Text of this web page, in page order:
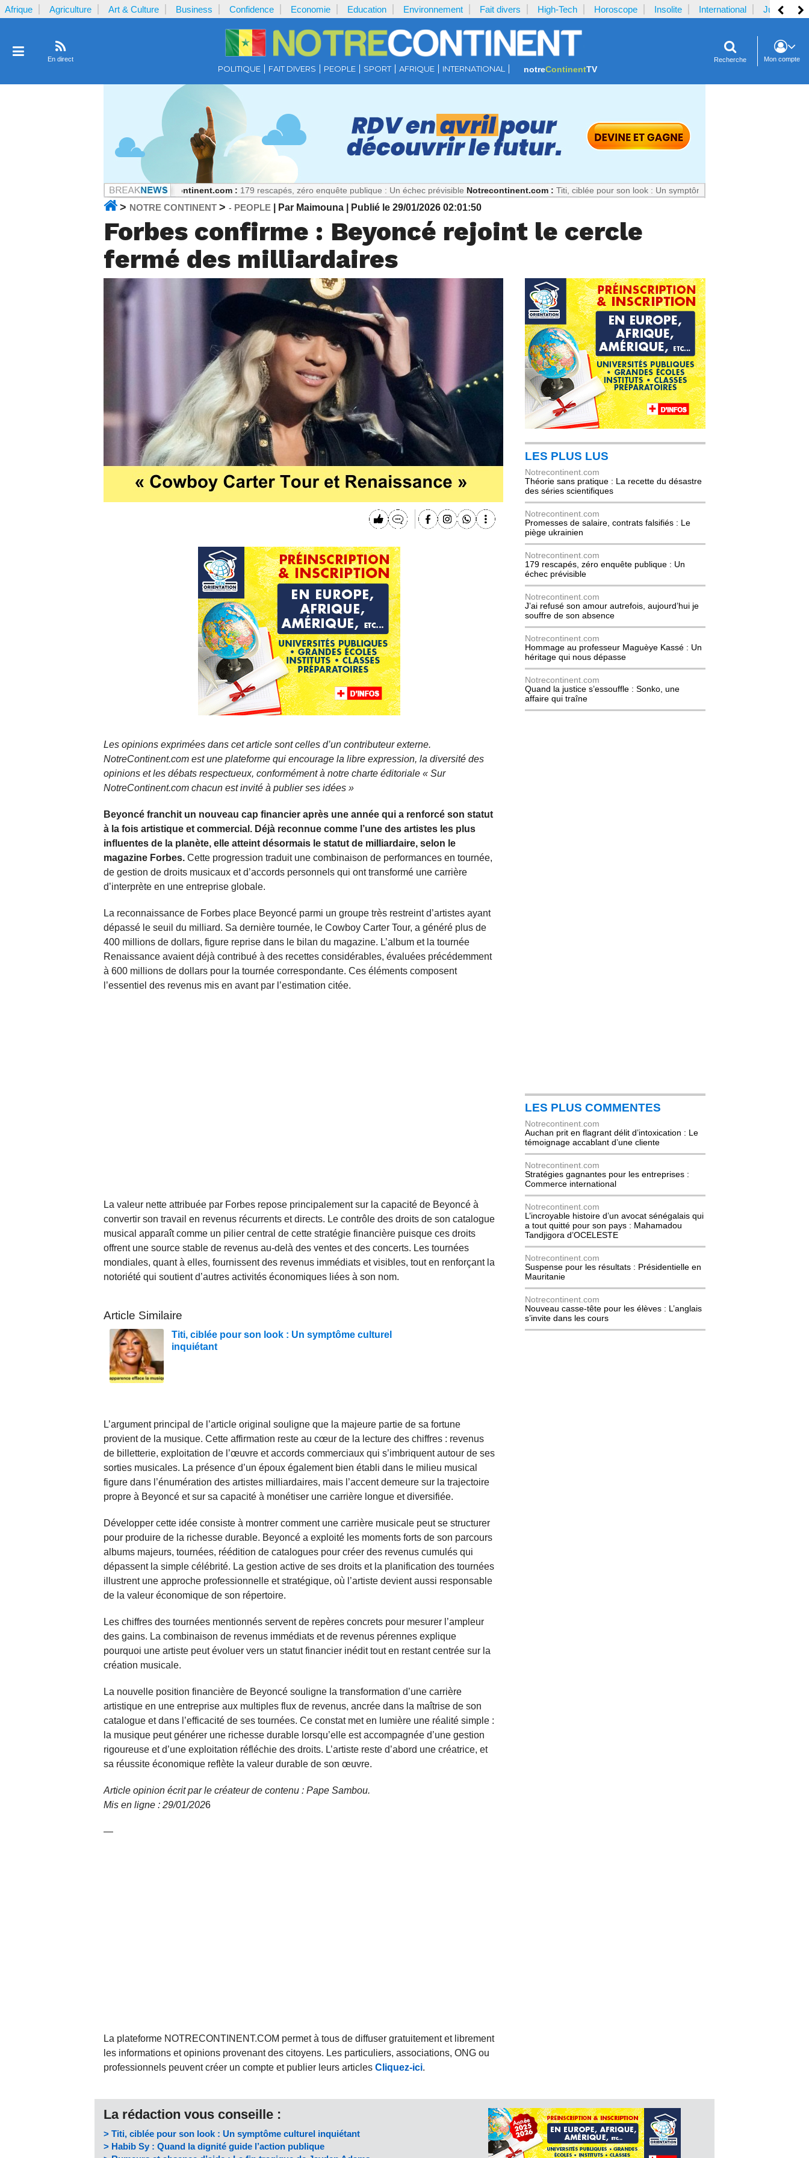
Afrique Agriculture Art & Culture Business Confidence Economie Education Environnement Fait divers High-Tech Horoscope Insolite International Justice
En direct
POLITIQUE FAIT DIVERS PEOPLE SPORT AFRIQUE INTERNATIONAL notreContinentTV
Recherche Mon compte
des séries scientifiques Notrecontinent.com : 179 rescapés, zéro enquête publique : Un échec prévisible Notrecontinent.com : Titi, ciblée pour son look : Un symptôme culturel inquiétant
> NOTRE CONTINENT > - PEOPLE | Par Maimouna | Publié le 29/01/2026 02:01:50
Forbes confirme : Beyoncé rejoint le cercle
fermé des milliardaires
Les opinions exprimées dans cet article sont celles d’un contributeur externe.
NotreContinent.com est une plateforme qui encourage la libre expression, la diversité des
opinions et les débats respectueux, conformément à notre charte éditoriale « Sur
NotreContinent.com chacun est invité à publier ses idées »
Beyoncé franchit un nouveau cap financier après une année qui a renforcé son statut
à la fois artistique et commercial. Déjà reconnue comme l’une des artistes les plus
influentes de la planète, elle atteint désormais le statut de milliardaire, selon le
magazine Forbes. Cette progression traduit une combinaison de performances en tournée,
de gestion de droits musicaux et d’accords personnels qui ont transformé une carrière
d’interprète en une entreprise globale.
La reconnaissance de Forbes place Beyoncé parmi un groupe très restreint d’artistes ayant
dépassé le seuil du milliard. Sa dernière tournée, le Cowboy Carter Tour, a généré plus de
400 millions de dollars, figure reprise dans le bilan du magazine. L’album et la tournée
Renaissance avaient déjà contribué à des recettes considérables, évaluées précédemment
à 600 millions de dollars pour la tournée correspondante. Ces éléments composent
l’essentiel des revenus mis en avant par l’estimation citée.
La valeur nette attribuée par Forbes repose principalement sur la capacité de Beyoncé à
convertir son travail en revenus récurrents et directs. Le contrôle des droits de son catalogue
musical apparaît comme un pilier central de cette stratégie financière puisque ces droits
offrent une source stable de revenus au-delà des ventes et des concerts. Les tournées
mondiales, quant à elles, fournissent des revenus immédiats et visibles, tout en renforçant la
notoriété qui soutient d’autres activités économiques liées à son nom.
Article Similaire
Titi, ciblée pour son look : Un symptôme culturel
inquiétant
L’argument principal de l’article original souligne que la majeure partie de sa fortune
provient de la musique. Cette affirmation reste au cœur de la lecture des chiffres : revenus
de billetterie, exploitation de l’œuvre et accords commerciaux qui s’imbriquent autour de ses
sorties musicales. La présence d’un époux également bien établi dans le milieu musical
figure dans l’énumération des artistes milliardaires, mais l’accent demeure sur la trajectoire
propre à Beyoncé et sur sa capacité à monétiser une carrière longue et diversifiée.
Développer cette idée consiste à montrer comment une carrière musicale peut se structurer
pour produire de la richesse durable. Beyoncé a exploité les moments forts de son parcours
albums majeurs, tournées, réédition de catalogues pour créer des revenus cumulés qui
dépassent la simple célébrité. La gestion active de ses droits et la planification des tournées
illustrent une approche professionnelle et stratégique, où l’artiste devient aussi responsable
de la valeur économique de son répertoire.
Les chiffres des tournées mentionnés servent de repères concrets pour mesurer l’ampleur
des gains. La combinaison de revenus immédiats et de revenus pérennes explique
pourquoi une artiste peut évoluer vers un statut financier inédit tout en restant centrée sur la
création musicale.
La nouvelle position financière de Beyoncé souligne la transformation d’une carrière
artistique en une entreprise aux multiples flux de revenus, ancrée dans la maîtrise de son
catalogue et dans l’efficacité de ses tournées. Ce constat met en lumière une réalité simple :
la musique peut générer une richesse durable lorsqu’elle est accompagnée d’une gestion
rigoureuse et d’une exploitation réfléchie des droits. L’artiste reste d’abord une créatrice, et
sa réussite économique reflète la valeur durable de son œuvre.
Article opinion écrit par le créateur de contenu : Pape Sambou.
Mis en ligne : 29/01/2026
—
La plateforme NOTRECONTINENT.COM permet à tous de diffuser gratuitement et librement
les informations et opinions provenant des citoyens. Les particuliers, associations, ONG ou
professionnels peuvent créer un compte et publier leurs articles Cliquez-ici.
LES PLUS LUS
Notrecontinent.com
Théorie sans pratique : La recette du désastre
des séries scientifiques
Notrecontinent.com
Promesses de salaire, contrats falsifiés : Le
piège ukrainien
Notrecontinent.com
179 rescapés, zéro enquête publique : Un
échec prévisible
Notrecontinent.com
J’ai refusé son amour autrefois, aujourd’hui je
souffre de son absence
Notrecontinent.com
Hommage au professeur Maguèye Kassé : Un
héritage qui nous dépasse
Notrecontinent.com
Quand la justice s’essouffle : Sonko, une
affaire qui traîne
LES PLUS COMMENTES
Notrecontinent.com
Auchan prit en flagrant délit d’intoxication : Le
témoignage accablant d’une cliente
Notrecontinent.com
Stratégies gagnantes pour les entreprises :
Commerce international
Notrecontinent.com
L’incroyable histoire d’un avocat sénégalais qui
a tout quitté pour son pays : Mahamadou
Tandjigora d’OCELESTE
Notrecontinent.com
Suspense pour les résultats : Présidentielle en
Mauritanie
Notrecontinent.com
Nouveau casse-tête pour les élèves : L’anglais
s’invite dans les cours
La rédaction vous conseille :
> Titi, ciblée pour son look : Un symptôme culturel inquiétant
> Habib Sy : Quand la dignité guide l’action publique